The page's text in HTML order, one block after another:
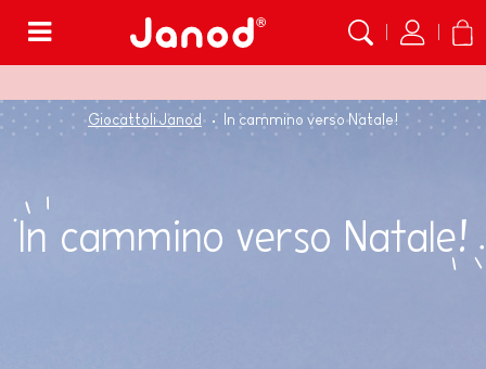
Giocattoli Janod In cammino verso Natale!
In cammino verso Natale!